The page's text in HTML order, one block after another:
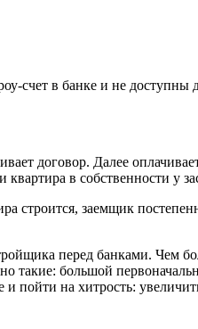
счет в банке и не доступны
договор. Далее
в собственности у
строится, заемщик
перед банками. Чем
такие: большой
и пойти на хитрость: